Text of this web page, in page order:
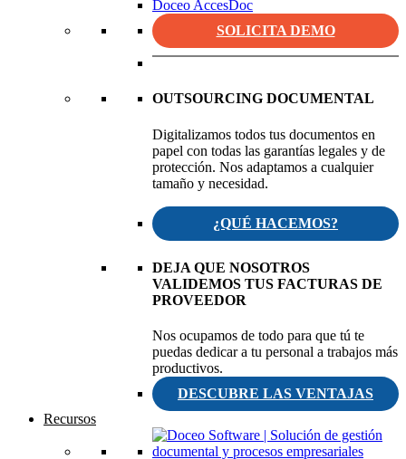
Doceo AccesDoc
SOLICITA DEMO
OUTSOURCING DOCUMENTAL
Digitalizamos todos tus documentos en
papel con todas las garantías legales y de
protección. Nos adaptamos a cualquier
tamaño y necesidad.
¿QUÉ HACEMOS?
DEJA QUE NOSOTROS
VALIDEMOS TUS FACTURAS DE
PROVEEDOR
Nos ocupamos de todo para que tú te
puedas dedicar a tu personal a trabajos más
productivos.
DESCUBRE LAS VENTAJAS
Recursos